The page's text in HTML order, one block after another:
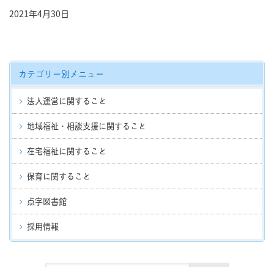
2021年4月30日
カテゴリー別メニュー
法人運営に関すること
地域福祉・相談支援に関すること
在宅福祉に関すること
保育に関すること
点字図書館
採用情報